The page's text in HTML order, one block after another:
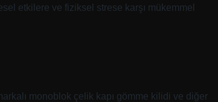
etkilere ve fiziksel strese karşı mükemmel
monoblok çelik kapı gömme kilidi ve diğer